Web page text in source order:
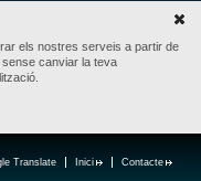
els nostres serveis a partir de
canviar la teva
Contacte
Inici
Translate